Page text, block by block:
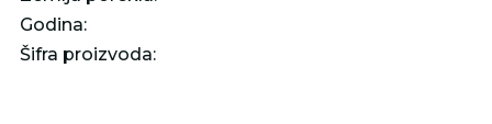
Godina:
Šifra proizvoda: